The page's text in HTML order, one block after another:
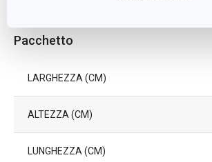
Pacchetto
LARGHEZZA (CM)
ALTEZZA (CM)
LUNGHEZZA (CM)